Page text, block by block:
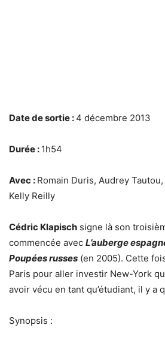
Date de sortie :4 décembre 2013
Durée : 1h54
Avec : Romain Duris, Audrey
Kelly Reilly
Cédric Klapisch signe là son
commencée avec L’auberge
Poupées russes (en 2005). Cette
Paris pour aller investir New-York
avoir vécu en tant qu’étudiant, il y a
Synopsis :